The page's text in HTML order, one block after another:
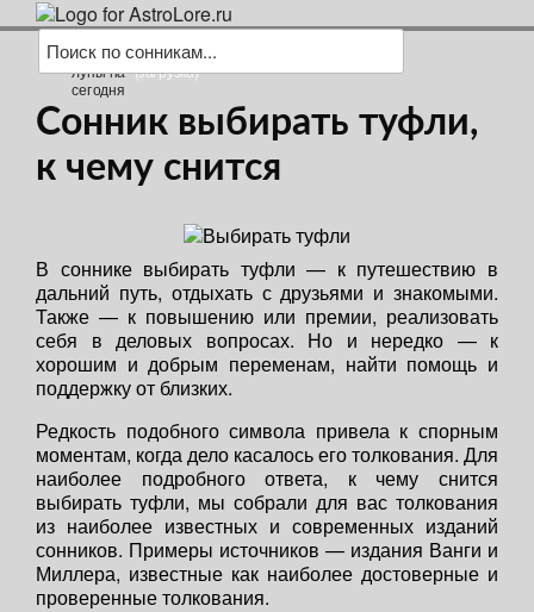
(загрузка)
Сонник выбирать туфли,
к чему снится
В соннике выбирать туфли — к путешествию в
дальний путь, отдыхать с друзьями и знакомыми.
Также — к повышению или премии, реализовать
себя в деловых вопросах. Но и нередко — к
хорошим и добрым переменам, найти помощь и
поддержку от близких.
Редкость подобного символа привела к спорным
моментам, когда дело касалось его толкования. Для
наиболее подробного ответа, к чему снится
выбирать туфли, мы собрали для вас толкования
из наиболее известных и современных изданий
сонников. Примеры источников — издания Ванги и
Миллера, известные как наиболее достоверные и
проверенные толкования.